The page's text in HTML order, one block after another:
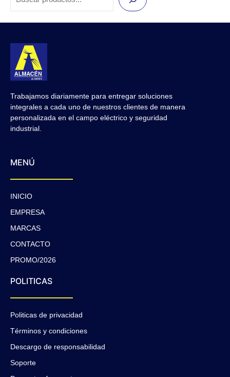
Trabajamos diariamente para entregar soluciones
integrales a cada uno de nuestros clientes de manera
personalizada en el campo eléctrico y seguridad
industrial.
MENÚ
INICIO
EMPRESA
MARCAS
CONTACTO
PROMO/2026
POLITICAS
Politicas de privacidad
Términos y condiciones
Descargo de responsabilidad
Soporte